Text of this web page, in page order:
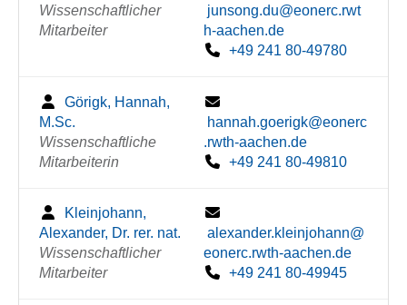
Wissenschaftlicher
Mitarbeiter
junsong.du@eonerc.rwt
h-aachen.de
+49 241 80-49780
Görigk, Hannah,
M.Sc.
Wissenschaftliche
Mitarbeiterin
hannah.goerigk@eonerc
.rwth-aachen.de
+49 241 80-49810
Kleinjohann,
Alexander, Dr. rer. nat.
Wissenschaftlicher
Mitarbeiter
alexander.kleinjohann@
eonerc.rwth-aachen.de
+49 241 80-49945